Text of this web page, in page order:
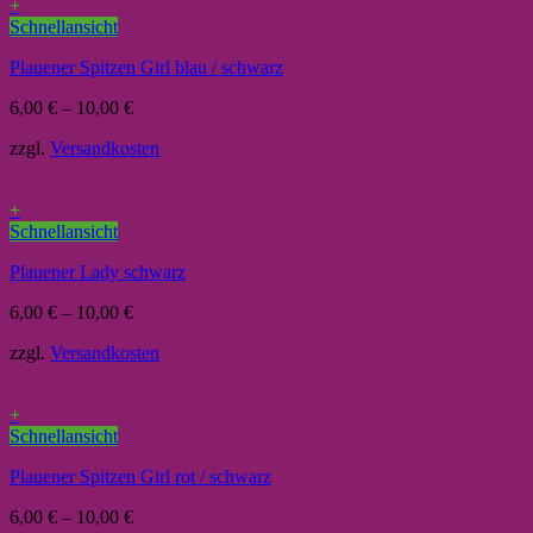
+
Schnellansicht
Plauener Spitzen Girl blau / schwarz
6,00 € – 10,00 €
zzgl. Versandkosten
+
Schnellansicht
Plauener Lady schwarz
6,00 € – 10,00 €
zzgl. Versandkosten
+
Schnellansicht
Plauener Spitzen Girl rot / schwarz
6,00 € – 10,00 €